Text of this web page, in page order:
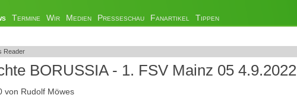
Termine Wir Medien Presseschau Fanartikel Tippen
Reader
BORUSSIA - 1. FSV Mainz 05 4.9.2022
von Rudolf Möwes